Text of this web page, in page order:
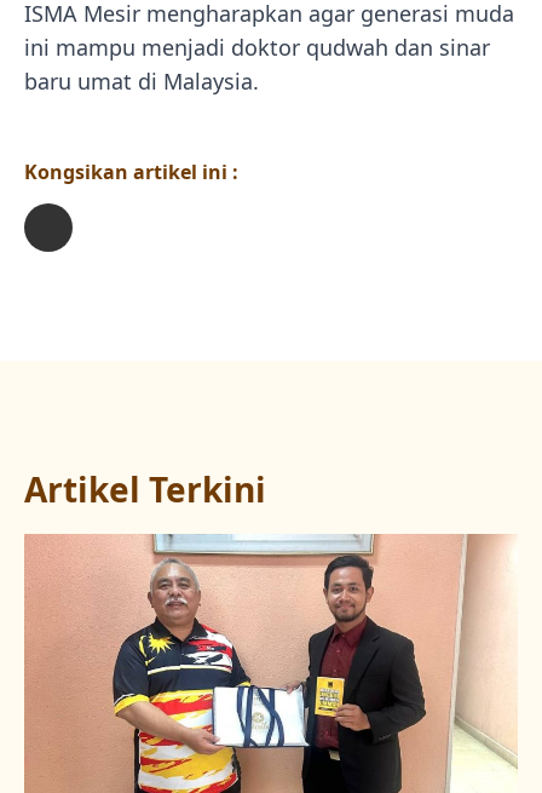
ISMA Mesir mengharapkan agar generasi muda
ini mampu menjadi doktor qudwah dan sinar
baru umat di Malaysia.
Kongsikan artikel ini :
Artikel Terkini